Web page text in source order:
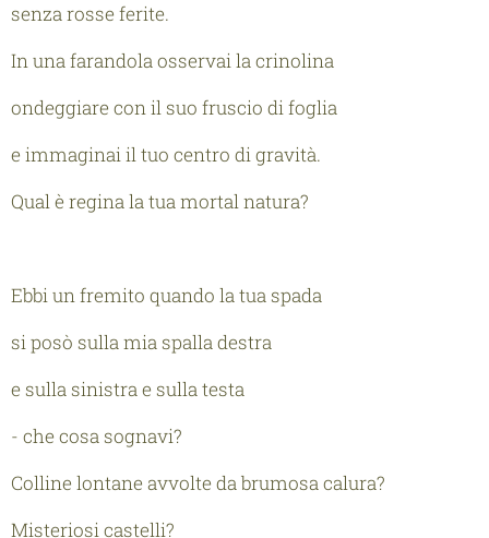
senza rosse ferite.
In una farandola osservai la crinolina
ondeggiare con il suo fruscio di foglia
e immaginai il tuo centro di gravità.
Qual è regina la tua mortal natura?
Ebbi un fremito quando la tua spada
si posò sulla mia spalla destra
e sulla sinistra e sulla testa
- che cosa sognavi?
Colline lontane avvolte da brumosa calura?
Misteriosi castelli?